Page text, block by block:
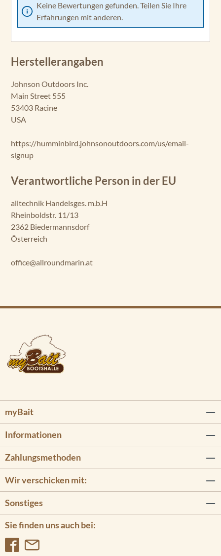
Keine Bewertungen gefunden. Teilen Sie Ihre
Erfahrungen mit anderen.
Herstellerangaben
Johnson Outdoors Inc.
Main Street 555
53403 Racine
USA
https://humminbird.johnsonoutdoors.com/us/email-
signup
Verantwortliche Person in der EU
alltechnik Handelsges. m.b.H
Rheinboldstr. 11/13
2362 Biedermannsdorf
Österreich
office@allroundmarin.at
myBait
Informationen
Sie finden uns auch bei:
Zahlungsmethoden
Wir verschicken mit:
Sonstiges